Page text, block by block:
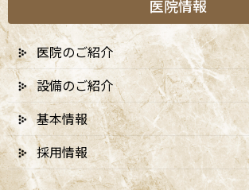
医院情報
医院のご紹介
設備のご紹介
基本情報
採用情報